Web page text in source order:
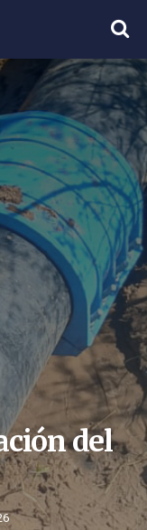
del